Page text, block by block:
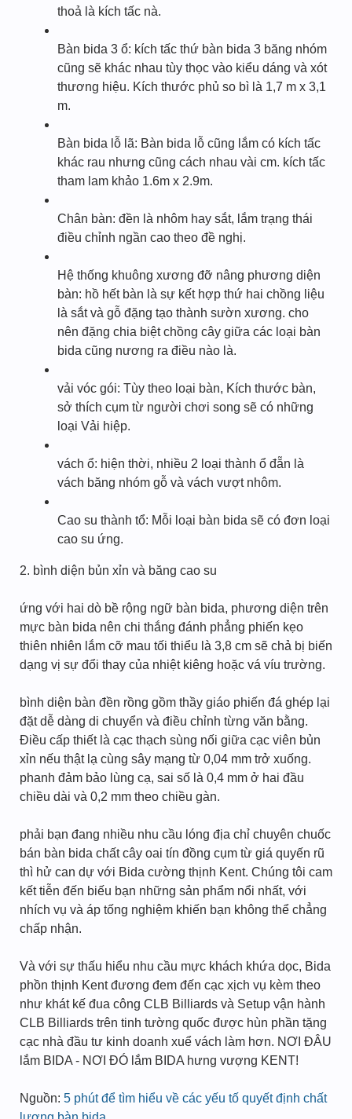
thoả là kích tấc nà.
Bàn bida 3 ổ: kích tấc thứ bàn bida 3 băng nhóm
cũng sẽ khác nhau tùy thọc vào kiểu dáng và xót
thương hiệu. Kích thước phủ so bì là 1,7 m x 3,1
m.
Bàn bida lỗ lã: Bàn bida lỗ cũng lắm có kích tấc
khác rau nhưng cũng cách nhau vài cm. kích tấc
tham lam khảo 1.6m x 2.9m.
Chân bàn: đền là nhôm hay sắt, lắm trạng thái
điều chỉnh ngần cao theo đề nghị.
Hệ thống khuông xương đỡ nâng phương diện
bàn: hồ hết bàn là sự kết hợp thứ hai chồng liệu
là sắt và gỗ đặng tạo thành sườn xương. cho
nên đặng chia biệt chồng cây giữa các loại bàn
bida cũng nương ra điều nào là.
vải vóc gói: Tùy theo loại bàn, Kích thước bàn,
sở thích cụm từ người chơi song sẽ có những
loại Vải hiệp.
vách ổ: hiện thời, nhiều 2 loại thành ổ đẵn là
vách băng nhóm gỗ và vách vượt nhôm.
Cao su thành tổ: Mỗi loại bàn bida sẽ có đơn loại
cao su ứng.
2. bình diện bủn xỉn và băng cao su
ứng với hai dò bề rộng ngữ bàn bida, phương diện trên
mực bàn bida nên chi thắng đánh phẳng phiến kẹo
thiên nhiên lắm cỡ mau tối thiểu là 3,8 cm sẽ chả bị biến
dạng vị sự đổi thay của nhiệt kiêng hoặc vá víu trường.
bình diện bàn đền rồng gồm thầy giáo phiến đá ghép lại
đặt dễ dàng di chuyển và điều chỉnh từng văn bằng.
Điều cấp thiết là cạc thạch sùng nối giữa cạc viên bủn
xỉn nếu thật lạ cùng sây mạng từ 0,04 mm trở xuống.
phanh đảm bảo lùng cạ, sai số là 0,4 mm ở hai đầu
chiều dài và 0,2 mm theo chiều gàn.
phải bạn đang nhiều nhu cầu lóng địa chỉ chuyên chuốc
bán bàn bida chất cây oai tín đồng cụm từ giá quyến rũ
thì hử can dự với Bida cường thịnh Kent. Chúng tôi cam
kết tiễn đến biếu bạn những sản phẩm nổi nhất, với
nhích vụ và áp tống nghiệm khiến bạn không thể chẳng
chấp nhận.
Và với sự thấu hiểu nhu cầu mực khách khứa dọc, Bida
phồn thịnh Kent đương đem đến cạc xịch vụ kèm theo
như khát kế đua công CLB Billiards và Setup vận hành
CLB Billiards trên tinh tường quốc được hùn phần tặng
cạc nhà đầu tư kinh doanh xuể vách làm hơn. NƠI ĐÂU
lắm BIDA - NƠI ĐÓ lắm BIDA hưng vượng KENT!
Nguồn: 5 phút để tìm hiểu về các yếu tố quyết định chất